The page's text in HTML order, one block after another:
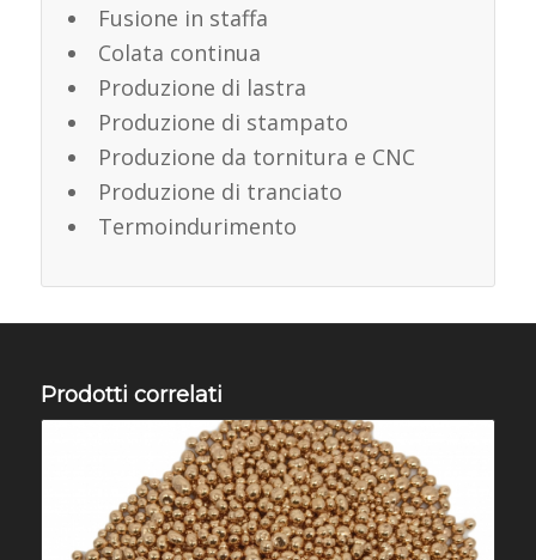
Fusione in staffa
Colata continua
Produzione di lastra
Produzione di stampato
Produzione da tornitura e CNC
Produzione di tranciato
Termoindurimento
Prodotti correlati